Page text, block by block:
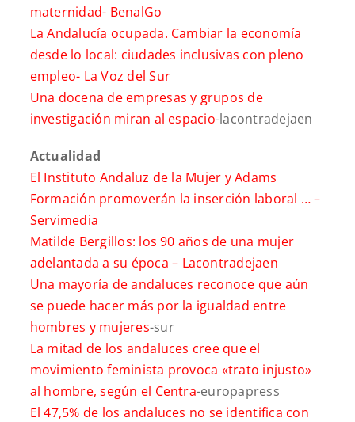
maternidad- BenalGo
La Andalucía ocupada. Cambiar la economía
desde lo local: ciudades inclusivas con pleno
empleo- La Voz del Sur
Una docena de empresas y grupos de
investigación miran al espacio-lacontradejaen
Actualidad
El Instituto Andaluz de la Mujer y Adams
Formación promoverán la inserción laboral … –
Servimedia
Matilde Bergillos: los 90 años de una mujer
adelantada a su época – Lacontradejaen
Una mayoría de andaluces reconoce que aún
se puede hacer más por la igualdad entre
hombres y mujeres-sur
La mitad de los andaluces cree que el
movimiento feminista provoca «trato injusto»
al hombre, según el Centra-europapress
El 47,5% de los andaluces no se identifica con